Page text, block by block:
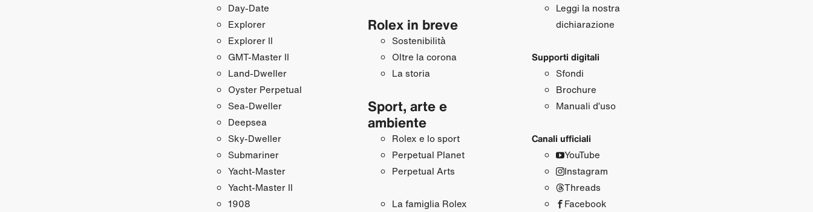
Day‑Date
Explorer
Explorer II
GMT‑Master II
Land‑Dweller
Oyster Perpetual
Sea‑Dweller
Deepsea
Sky‑Dweller
Submariner
Yacht‑Master
Yacht‑Master II
1908
Rolex in breve
Sostenibilità
Oltre la corona
La storia
Sport, arte e
ambiente
Rolex e lo sport
Perpetual Planet
Perpetual Arts
La famiglia Rolex
Leggi la nostra
dichiarazione
Supporti digitali
Sfondi
Brochure
Manuali d’uso
Canali ufficiali
YouTube
Instagram
Threads
Facebook